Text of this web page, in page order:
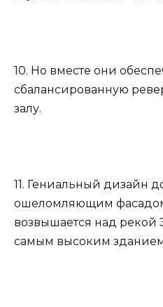
10. Но вместе они
сбалансированную
залу.
11. Гениальный дизайн
ошеломляющим
возвышается над рекой
самым высоким